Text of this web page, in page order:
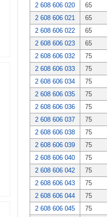
2 608 606 020
65
2 608 606 021
65
2 608 606 022
65
2 608 606 023
65
2 608 606 032
75
2 608 606 033
75
2 608 606 034
75
2 608 606 035
75
2 608 606 036
75
2 608 606 037
75
2 608 606 038
75
2 608 606 039
75
2 608 606 040
75
2 608 606 042
75
2 608 606 043
75
2 608 606 044
75
2 608 606 045
75